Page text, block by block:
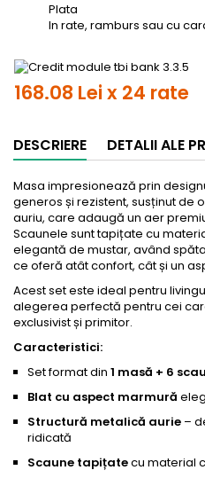
Plata
In rate, ramburs sau cu
168.08 Lei x 24 rate
DESCRIERE DETALII ALE
Masa impresionează prin
generos și rezistent, susținut de
auriu, care adaugă un aer
Scaunele sunt tapițate cu
elegantă de mustar, având
ce oferă atât confort, cât și un
Acest set este ideal pentru
alegerea perfectă pentru cei
exclusivist și primitor.
Caracteristici:
Set format din 1 masă + 6
Blat cu aspect marmură
Structură metalică aurie –
ridicată
Scaune tapițatecu material